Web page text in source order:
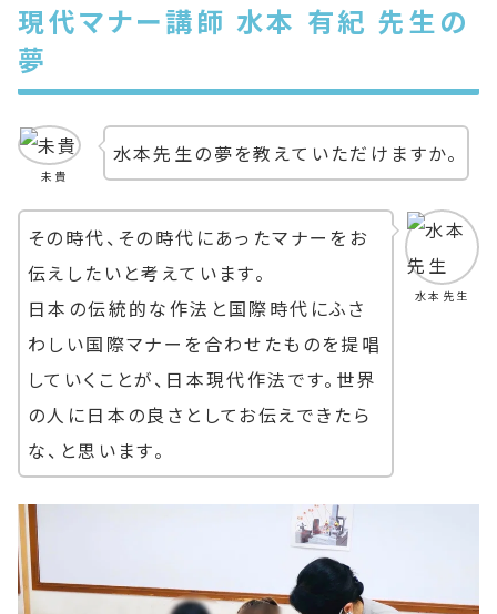
現代マナー講師 水本 有紀 先生の
夢
未貴
水本先生の夢を教えていただけますか。
水本先生
その時代、その時代にあったマナーをお
伝えしたいと考えています。
日本の伝統的な作法と国際時代にふさ
わしい国際マナーを合わせたものを提唱
していくことが、日本現代作法です。世界
の人に日本の良さとしてお伝えできたら
な、と思います。